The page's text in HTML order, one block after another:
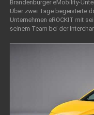
Brandenburger eMobility-
Über zwei Tage begeisterte
Unternehmen eROCKIT mit
seinem Team bei der